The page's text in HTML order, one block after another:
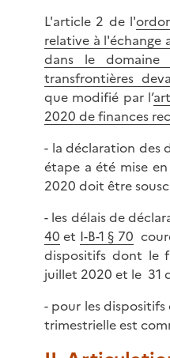
L'article 2 de l'
relative à
dans le domaine
transfrontières
que modifié par l’
2020 de finances
- la déclaration des
étape a été mise
2020 doit être
- les délais de
40 et I-B-1 § 70
dispositifs dont le
juillet 2020 et le 31
- pour les dispositifs
trimestrielle est